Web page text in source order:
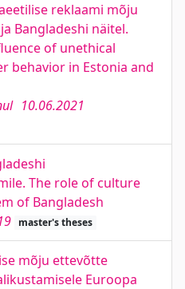
reklaami mõju
Bangladeshi näitel.
of unethical
behavior in Estonia and
10.06.2021
The role of culture
of Bangladesh
master's theses
mõju ettevõtte
Euroopa